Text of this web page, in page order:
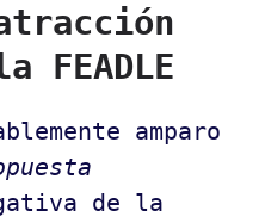
FEADLE
amparo
de la